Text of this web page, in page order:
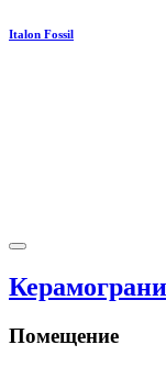
Italon Fossil
Помещение